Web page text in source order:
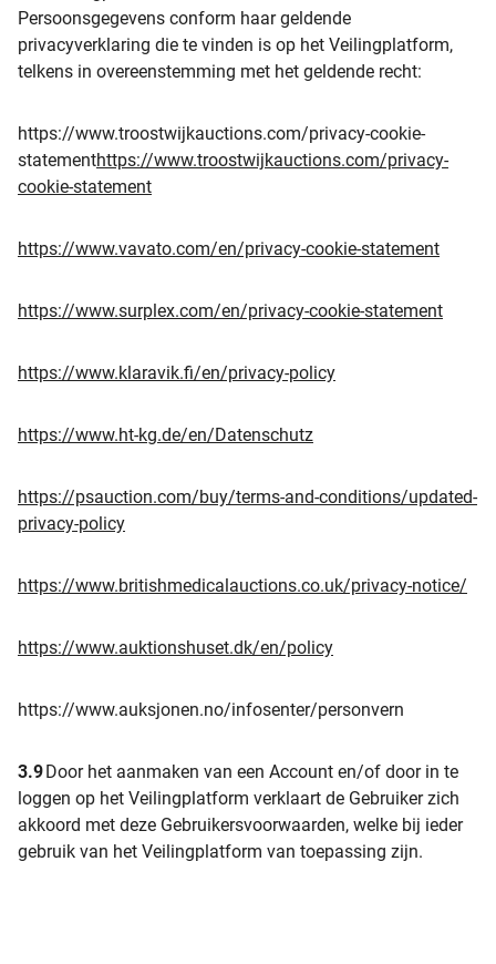
Persoonsgegevens conform haar geldende
privacyverklaring die te vinden is op het Veilingplatform,
telkens in overeenstemming met het geldende recht:
https://www.troostwijkauctions.com/privacy-cookie-
statementhttps://www.troostwijkauctions.com/privacy-
cookie-statement
https://www.vavato.com/en/privacy-cookie-statement
https://www.surplex.com/en/privacy-cookie-statement
https://www.klaravik.fi/en/privacy-policy
https://www.ht-kg.de/en/Datenschutz
https://psauction.com/buy/terms-and-conditions/updated-
privacy-policy
https://www.britishmedicalauctions.co.uk/privacy-notice/
https://www.auktionshuset.dk/en/policy
https://www.auksjonen.no/infosenter/personvern
3.9 Door het aanmaken van een Account en/of door in te
loggen op het Veilingplatform verklaart de Gebruiker zich
akkoord met deze Gebruikersvoorwaarden, welke bij ieder
gebruik van het Veilingplatform van toepassing zijn.